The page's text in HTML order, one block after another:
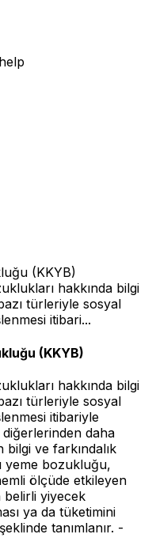
(KKYB)
hakkında bilgi
türleriyle sosyal
itibari...
(KKYB)
hakkında bilgi
türleriyle sosyal
itibariyle
diğerlerinden daha
bilgi ve farkındalık
yeme bozukluğu,
ölçüde etkileyen
belirli yiyecek
ya da tüketimini
tanımlanır. -